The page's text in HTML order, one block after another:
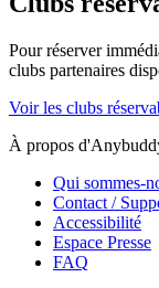
Pour réserver
clubs partenaires
Voir les clubs
À propos
Qui sommes-
Contact /
Accessibilité
Espace Presse
FAQ